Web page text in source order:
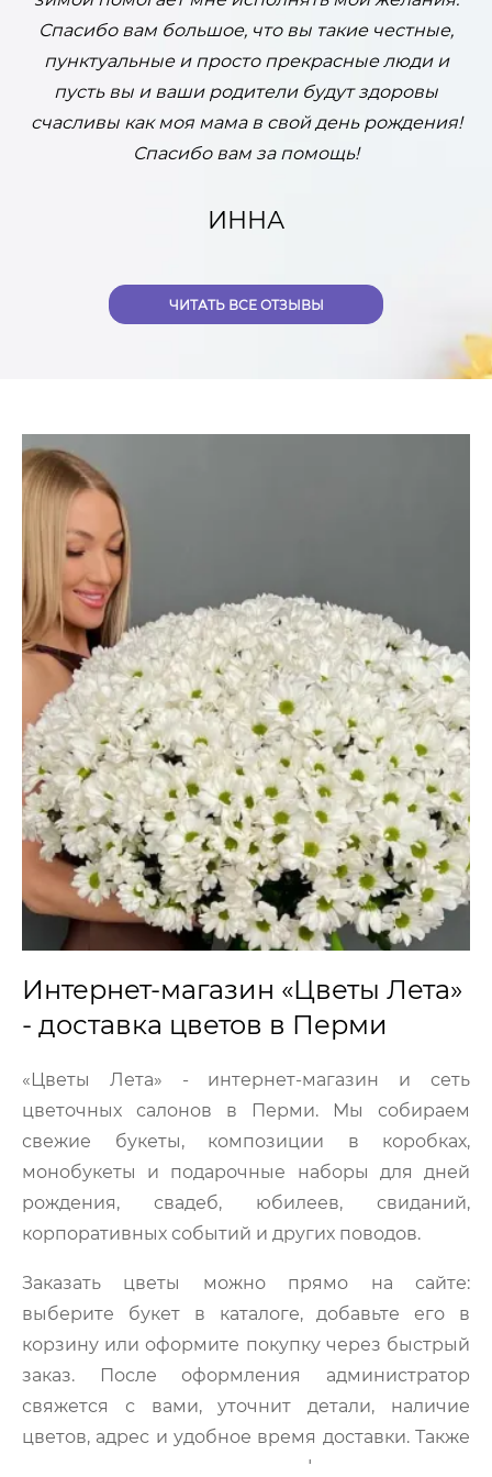
Спасибо вам большое, что вы такие честные,
пунктуальные и просто прекрасные люди и
пусть вы и ваши родители будут здоровы
счасливы как моя мама в свой день рождения!
Спасибо вам за помощь!
ИННА
ЧИТАТЬ ВСЕ ОТЗЫВЫ
Интернет-магазин «Цветы Лета»
- доставка цветов в Перми
«Цветы Лета» - интернет-магазин и сеть
цветочных салонов в Перми. Мы собираем
свежие букеты, композиции в коробках,
монобукеты и подарочные наборы для дней
рождения, свадеб, юбилеев, свиданий,
корпоративных событий и других поводов.
Заказать цветы можно прямо на сайте:
выберите букет в каталоге, добавьте его в
корзину или оформите покупку через быстрый
заказ. После оформления администратор
свяжется с вами, уточнит детали, наличие
цветов, адрес и удобное время доставки. Также
заказ можно сделать по телефону - менеджер